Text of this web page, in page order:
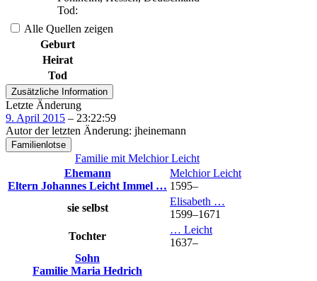
Tod:
Alle Quellen zeigen
Geburt
Heirat
Tod
Zusätzliche Information
Letzte Änderung
9. April 2015 – 23:22:59
Autor der letzten Änderung: jheinemann
Familienlotse
Familie mit MelchiorLeicht
Ehemann
Eltern Johannes Leicht Immel …
MelchiorLeicht
1595–
sie selbst
Elisabeth …
1599–1671
Tochter
… Leicht
1637–
Sohn
Familie Maria Hedrich